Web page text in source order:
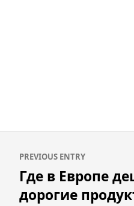
по
записям
PREVIOUS ENTRY
Где в Европе
дорогие